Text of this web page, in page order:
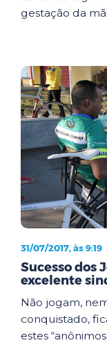
gestação da
31/07/2017, às 9:19
Sucesso dos
excelente
Não jogam,
conquistado,
estes